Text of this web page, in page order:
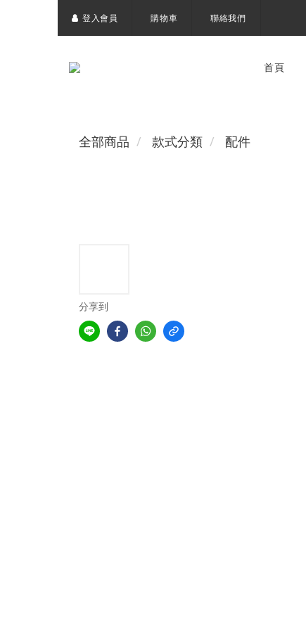
登入會員 購物車 聯絡我們
首頁
全部商品 款式分類 配件
分享到